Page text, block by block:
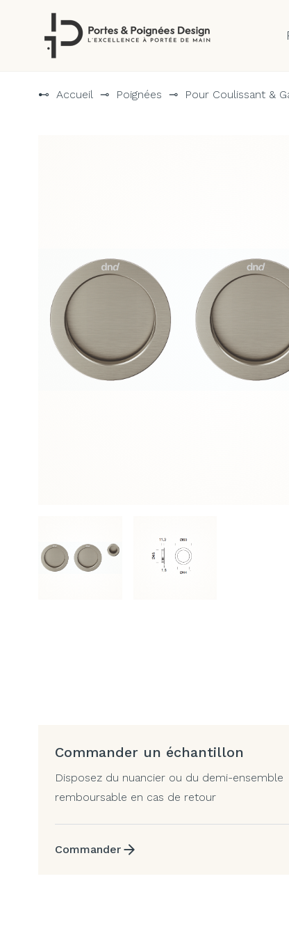
⊷ Accueil ⊸ Poignées ⊸ Pour Coulissant &
Commander un échantillon
Disposez du nuancier ou du demi-ensemble
remboursable en cas de retour
Commander